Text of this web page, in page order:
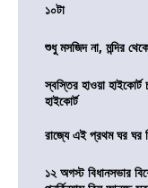
১০টা
শুধু মসজিদ না, মন্দির
স্বস্তির হাওয়া
হাইকোর্ট
রাজ্যে এই প্রথম ঘর ঘর
১২ অগস্ট বিধানসভার